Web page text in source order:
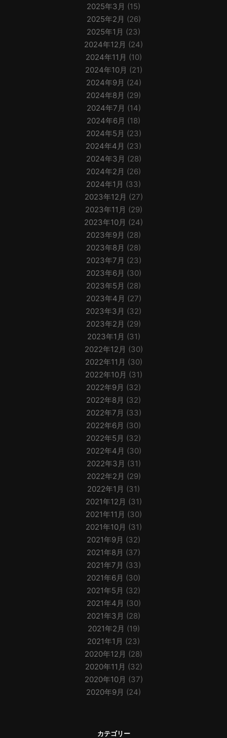
2025年3月 (15)
2025年2月 (26)
2025年1月 (23)
2024年12月 (24)
2024年11月 (10)
2024年10月 (21)
2024年9月 (24)
2024年8月 (29)
2024年7月 (14)
2024年6月 (18)
2024年5月 (23)
2024年4月 (23)
2024年3月 (28)
2024年2月 (26)
2024年1月 (33)
2023年12月 (27)
2023年11月 (29)
2023年10月 (24)
2023年9月 (28)
2023年8月 (28)
2023年7月 (23)
2023年6月 (30)
2023年5月 (28)
2023年4月 (27)
2023年3月 (32)
2023年2月 (29)
2023年1月 (31)
2022年12月 (30)
2022年11月 (30)
2022年10月 (31)
2022年9月 (32)
2022年8月 (32)
2022年7月 (33)
2022年6月 (30)
2022年5月 (32)
2022年4月 (30)
2022年3月 (31)
2022年2月 (29)
2022年1月 (31)
2021年12月 (31)
2021年11月 (30)
2021年10月 (31)
2021年9月 (32)
2021年8月 (37)
2021年7月 (33)
2021年6月 (30)
2021年5月 (32)
2021年4月 (30)
2021年3月 (28)
2021年2月 (19)
2021年1月 (23)
2020年12月 (28)
2020年11月 (32)
2020年10月 (37)
2020年9月 (24)
カテゴリー